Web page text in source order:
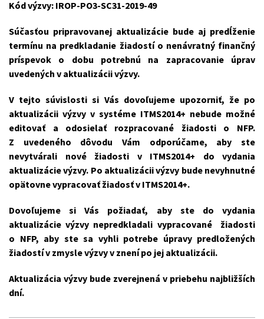
Kód výzvy: IROP-PO3-SC31-2019-49
Súčasťou pripravovanej aktualizácie bude aj predĺženie
termínu na predkladanie žiadostí o nenávratný finančný
príspevok o dobu potrebnú na zapracovanie úprav
uvedených v aktualizácii výzvy.
V tejto súvislosti si Vás dovoľujeme upozorniť, že po
aktualizácii výzvy v systéme ITMS2014+ nebude možné
editovať a odosielať rozpracované žiadosti o NFP.
Z uvedeného dôvodu Vám odporúčame, aby ste
nevytvárali nové žiadosti v ITMS2014+ do vydania
aktualizácie výzvy. Po aktualizácii výzvy bude nevyhnutné
opätovne vypracovať žiadosť v ITMS2014+.
Dovoľujeme si Vás požiadať, aby ste do vydania
aktualizácie výzvy nepredkladali vypracované žiadosti
o NFP, aby ste sa vyhli potrebe úpravy predložených
žiadostí v zmysle výzvy v znení po jej aktualizácii.
Aktualizácia výzvy bude zverejnená v priebehu najbližších
dní.